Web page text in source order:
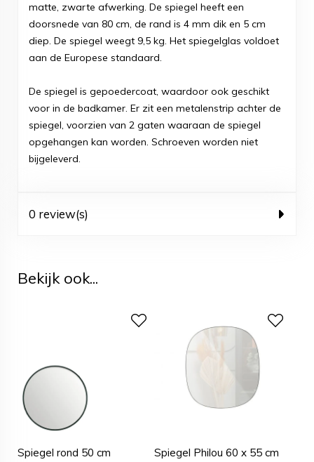
matte, zwarte afwerking. De spiegel heeft een
doorsnede van 80 cm, de rand is 4 mm dik en 5 cm
diep. De spiegel weegt 9,5 kg. Het spiegelglas voldoet
aan de Europese standaard.
De spiegel is gepoedercoat, waardoor ook geschikt
voor in de badkamer. Er zit een metalenstrip achter de
spiegel, voorzien van 2 gaten waaraan de spiegel
opgehangen kan worden. Schroeven worden niet
bijgeleverd.
0 review(s)
Bekijk ook...
Spiegel rond 50 cm
Spiegel Philou 60 x 55 cm